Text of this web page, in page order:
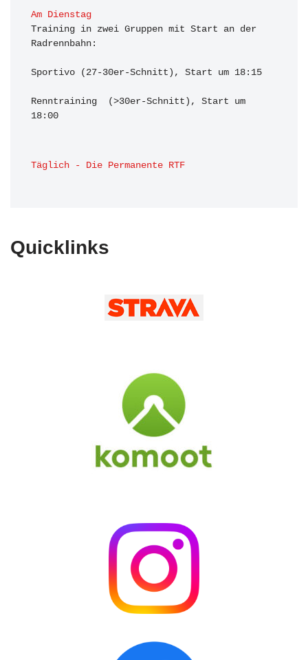
Am Dienstag
Training in zwei Gruppen mit Start an der
Radrennbahn:
Sportivo (27-30er-Schnitt), Start um 18:15
Renntraining  (>30er-Schnitt), Start um
18:00
Täglich - Die Permanente RTF
Quicklinks